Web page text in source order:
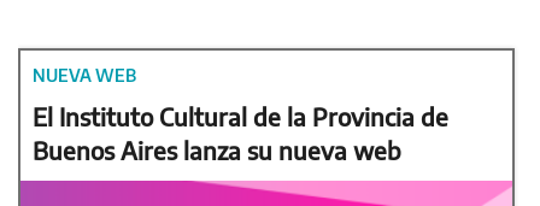
NUEVA WEB
El Instituto Cultural de la Provincia de
Buenos Aires lanza su nueva web